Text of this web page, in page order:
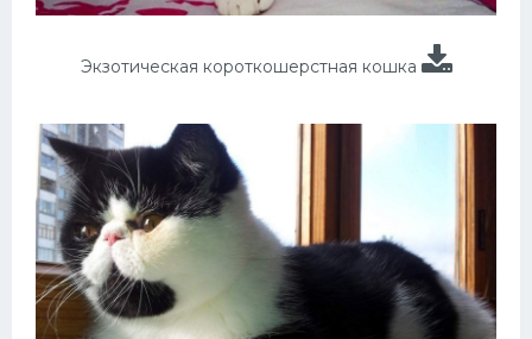
Экзотическая короткошерстная кошка